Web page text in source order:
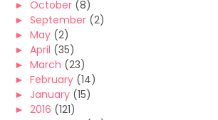
► October (8)
► September (2)
► May (2)
► April (35)
► March (23)
► February (14)
► January (15)
► 2016 (121)